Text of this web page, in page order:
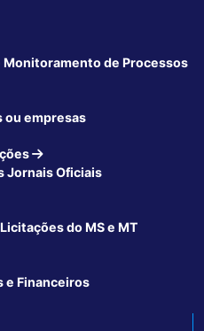
Monitoramento de Processos
ou empresas
Jornais Oficiais
do MS e MT
e Financeiros